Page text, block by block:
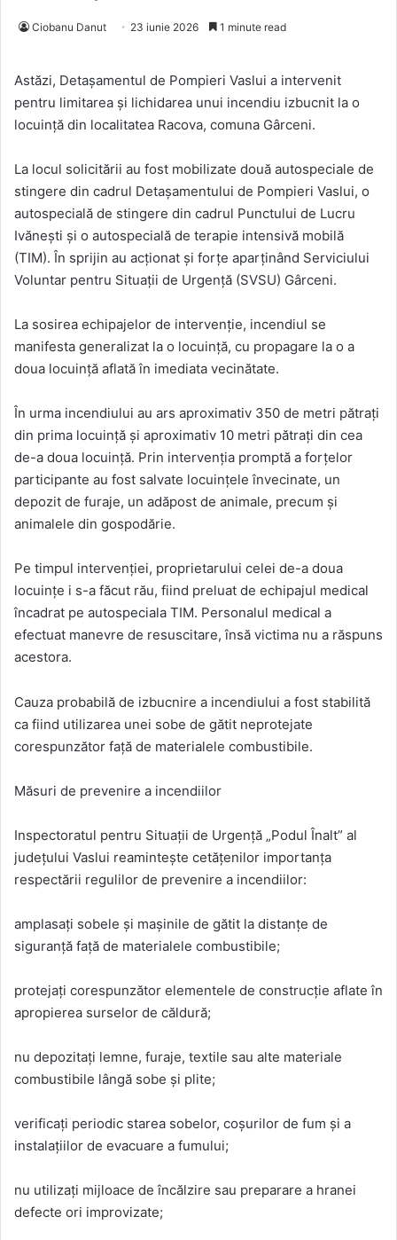
Ciobanu Danut 23 iunie 2026 1 minute read
Astăzi, Detașamentul de Pompieri Vaslui a intervenit
pentru limitarea și lichidarea unui incendiu izbucnit la o
locuință din localitatea Racova, comuna Gârceni.
La locul solicitării au fost mobilizate două autospeciale de
stingere din cadrul Detașamentului de Pompieri Vaslui, o
autospecială de stingere din cadrul Punctului de Lucru
Ivănești și o autospecială de terapie intensivă mobilă
(TIM). În sprijin au acționat și forțe aparținând Serviciului
Voluntar pentru Situații de Urgență (SVSU) Gârceni.
La sosirea echipajelor de intervenție, incendiul se
manifesta generalizat la o locuință, cu propagare la o a
doua locuință aflată în imediata vecinătate.
În urma incendiului au ars aproximativ 350 de metri pătrați
din prima locuință și aproximativ 10 metri pătrați din cea
de-a doua locuință. Prin intervenția promptă a forțelor
participante au fost salvate locuințele învecinate, un
depozit de furaje, un adăpost de animale, precum și
animalele din gospodărie.
Pe timpul intervenției, proprietarului celei de-a doua
locuințe i s-a făcut rău, fiind preluat de echipajul medical
încadrat pe autospeciala TIM. Personalul medical a
efectuat manevre de resuscitare, însă victima nu a răspuns
acestora.
Cauza probabilă de izbucnire a incendiului a fost stabilită
ca fiind utilizarea unei sobe de gătit neprotejate
corespunzător față de materialele combustibile.
Măsuri de prevenire a incendiilor
Inspectoratul pentru Situații de Urgență „Podul Înalt” al
județului Vaslui reamintește cetățenilor importanța
respectării regulilor de prevenire a incendiilor:
amplasați sobele și mașinile de gătit la distanțe de
siguranță față de materialele combustibile;
protejați corespunzător elementele de construcție aflate în
apropierea surselor de căldură;
nu depozitați lemne, furaje, textile sau alte materiale
combustibile lângă sobe și plite;
verificați periodic starea sobelor, coșurilor de fum și a
instalațiilor de evacuare a fumului;
nu utilizați mijloace de încălzire sau preparare a hranei
defecte ori improvizate;